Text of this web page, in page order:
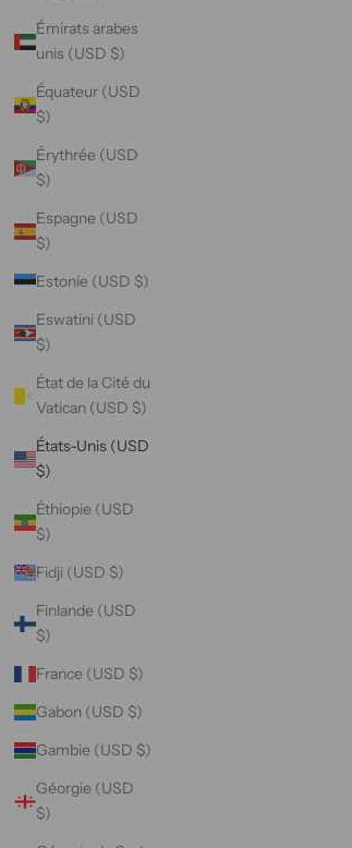
Émirats arabes
unis (USD $)
Équateur (USD
$)
Érythrée (USD
$)
Espagne (USD
$)
Estonie (USD $)
Eswatini (USD
$)
État de la Cité du
Vatican (USD $)
États-Unis (USD
$)
Éthiopie (USD
$)
Fidji (USD $)
Finlande (USD
$)
France (USD $)
Gabon (USD $)
Gambie (USD $)
Géorgie (USD
$)